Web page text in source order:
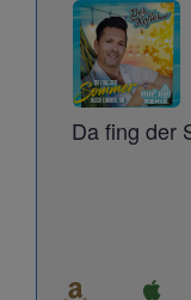
Da fing der